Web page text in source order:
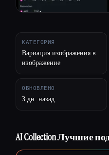
КАТЕГОРИЯ
Вариация изображения в
изображение
ОБНОВЛЕНО
3 дн. назад
AI Collection Лучшие